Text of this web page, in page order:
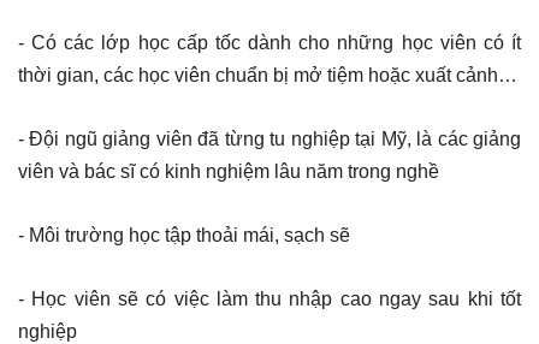
- Có các lớp học cấp tốc dành cho những học viên có ít
thời gian, các học viên chuẩn bị mở tiệm hoặc xuất cảnh…
- Đội ngũ giảng viên đã từng tu nghiệp tại Mỹ, là các giảng
viên và bác sĩ có kinh nghiệm lâu năm trong nghề
- Môi trường học tập thoải mái, sạch sẽ
- Học viên sẽ có việc làm thu nhập cao ngay sau khi tốt
nghiệp